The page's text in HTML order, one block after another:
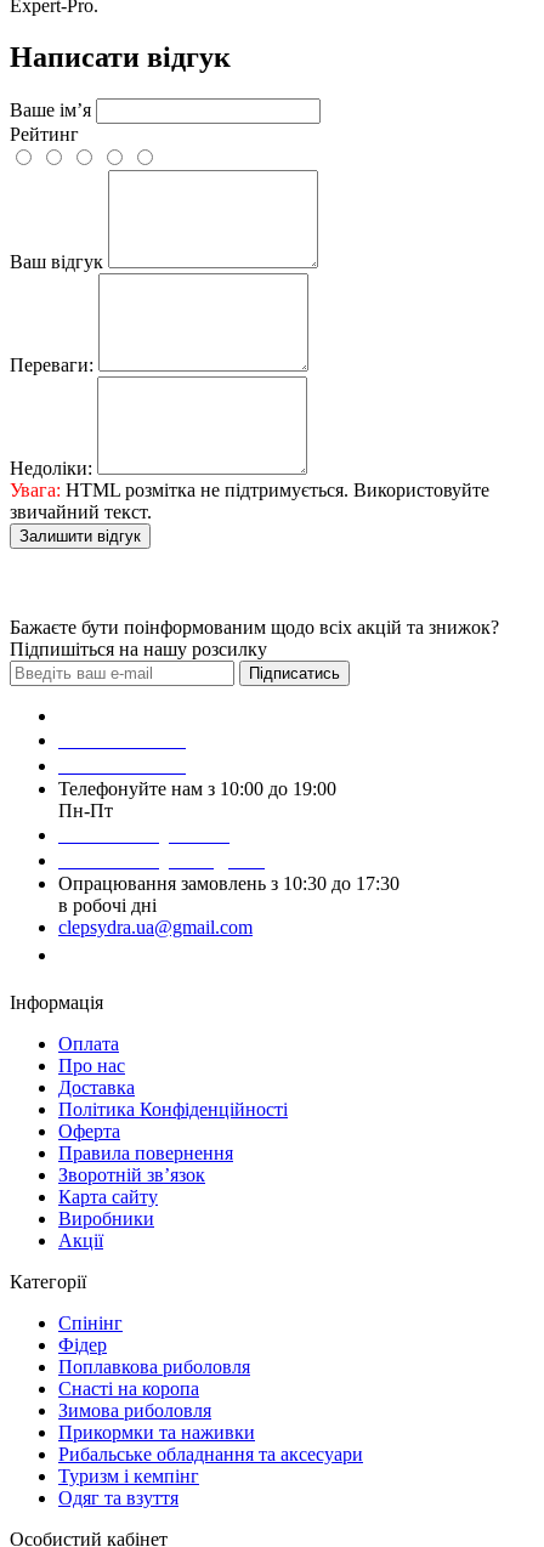
Expert-Pro.
Написати відгук
Ваше ім’я
Рейтинг
Ваш відгук
Переваги:
Недоліки:
Увага: HTML розмітка не підтримується. Використовуйте
звичайний текст.
Залишити відгук
Бажаєте бути поінформованим щодо всіх акцій та знижок?
Підпишіться на нашу розсилку
Підписатись
Телефонуйте нам з 10:00 до 19:00
Пн-Пт
Опрацювання замовлень з 10:30 до 17:30
в робочі дні
clepsydra.ua@gmail.com
Інформація
Оплата
Про нас
Доставка
Політика Конфіденційності
Оферта
Правила повернення
Зворотній зв’язок
Карта сайту
Виробники
Акції
Категорії
Спінінг
Фідер
Поплавкова риболовля
Снасті на коропа
Зимова риболовля
Прикормки та наживки
Рибальське обладнання та аксесуари
Туризм і кемпінг
Одяг та взуття
Особистий кабінет